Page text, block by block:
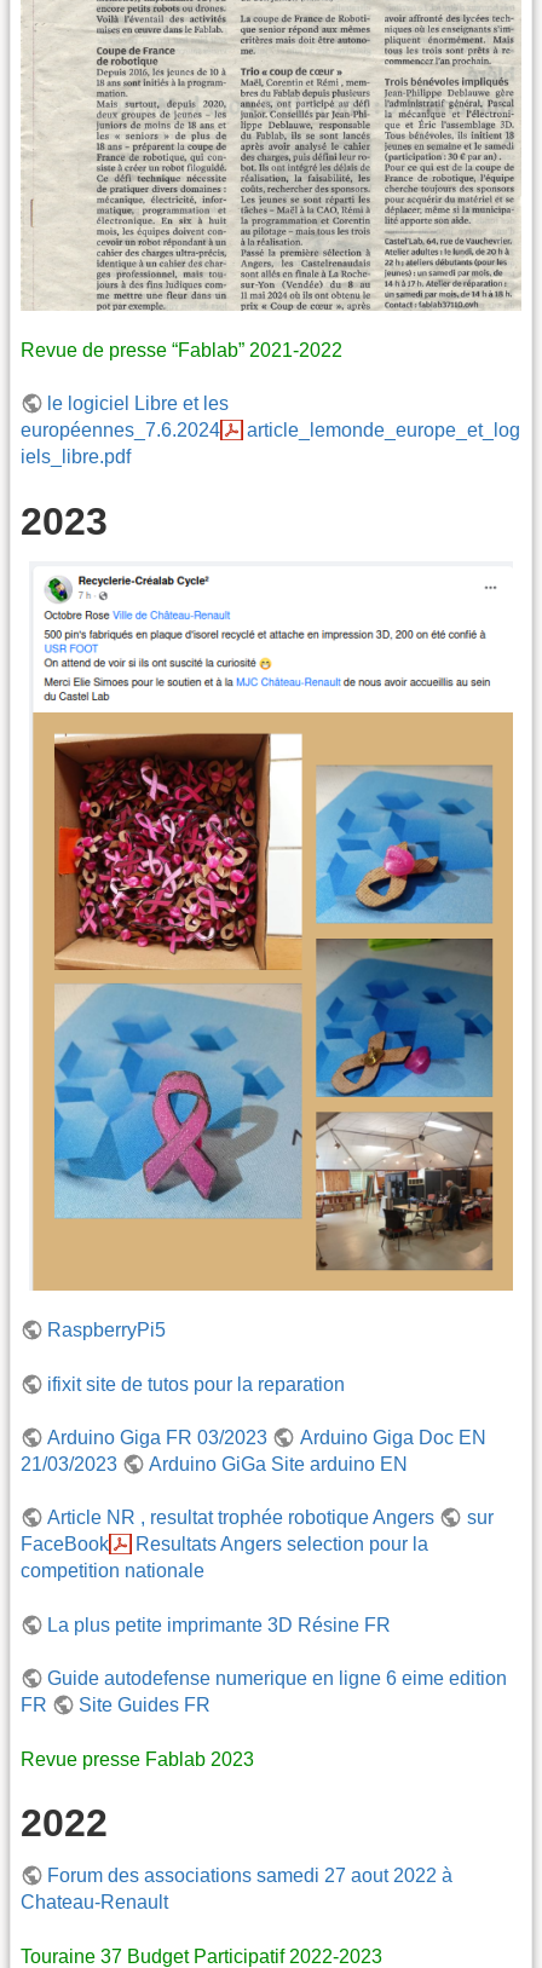
Revue de presse “Fablab” 2021-2022
le logiciel Libre et les
européennes_7.6.2024
article_lemonde_europe_et_log
iels_libre.pdf
2023
RaspberryPi5
ifixit site de tutos pour la reparation
Arduino Giga FR 03/2023
Arduino Giga Doc EN
21/03/2023
Arduino GiGa Site arduino EN
Article NR , resultat trophée robotique Angers
sur
FaceBook
Resultats Angers selection pour la
competition nationale
La plus petite imprimante 3D Résine FR
Guide autodefense numerique en ligne 6 eime edition
FR
Site Guides FR
Revue presse Fablab 2023
2022
Forum des associations samedi 27 aout 2022 à
Chateau-Renault
Touraine 37 Budget Participatif 2022-2023